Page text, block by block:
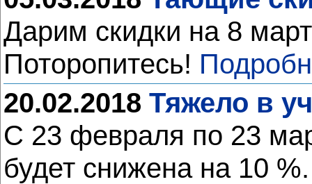
Дарим скидки на 8
Поторопитесь!
20.02.2018 Тяжело в
С 23 февраля по 23
будет снижена на 10